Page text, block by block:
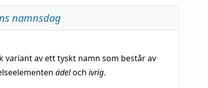
namnsdag
variant av ett tyskt namn som består av
ädeloch ivrig.